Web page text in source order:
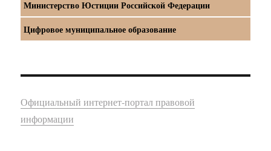
Министерство Юстиции Российской Федерации
Цифровое муниципальное образование
Официальный интернет-портал правовой
информации